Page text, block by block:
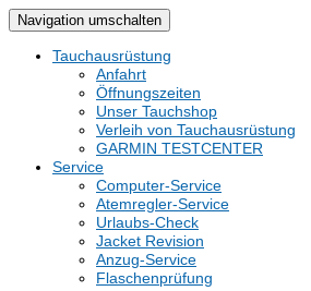
Navigation umschalten
Tauchausrüstung
Anfahrt
Öffnungszeiten
Unser Tauchshop
Verleih von Tauchausrüstung
GARMIN TESTCENTER
Service
Computer-Service
Atemregler-Service
Urlaubs-Check
Jacket Revision
Anzug-Service
Flaschenprüfung